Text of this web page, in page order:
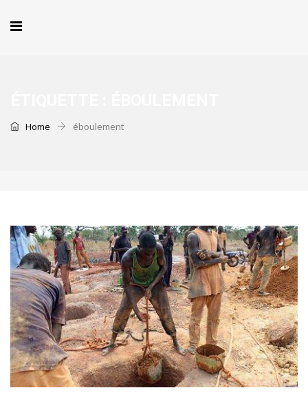
Home éboulement